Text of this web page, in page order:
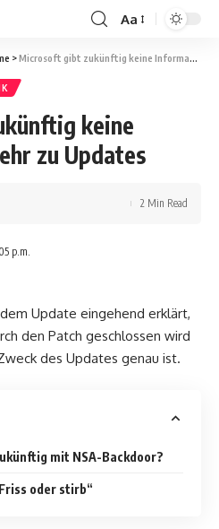
Aa
>Microsoft gibt zukünftig keine Informationen mehr zu Updates
keine
zu Updates
p.m.
2 Min Read
Update eingehend erklärt,
den Patch geschlossen wird
des Updates genau ist.
mit NSA-Backdoor?
oder stirb“